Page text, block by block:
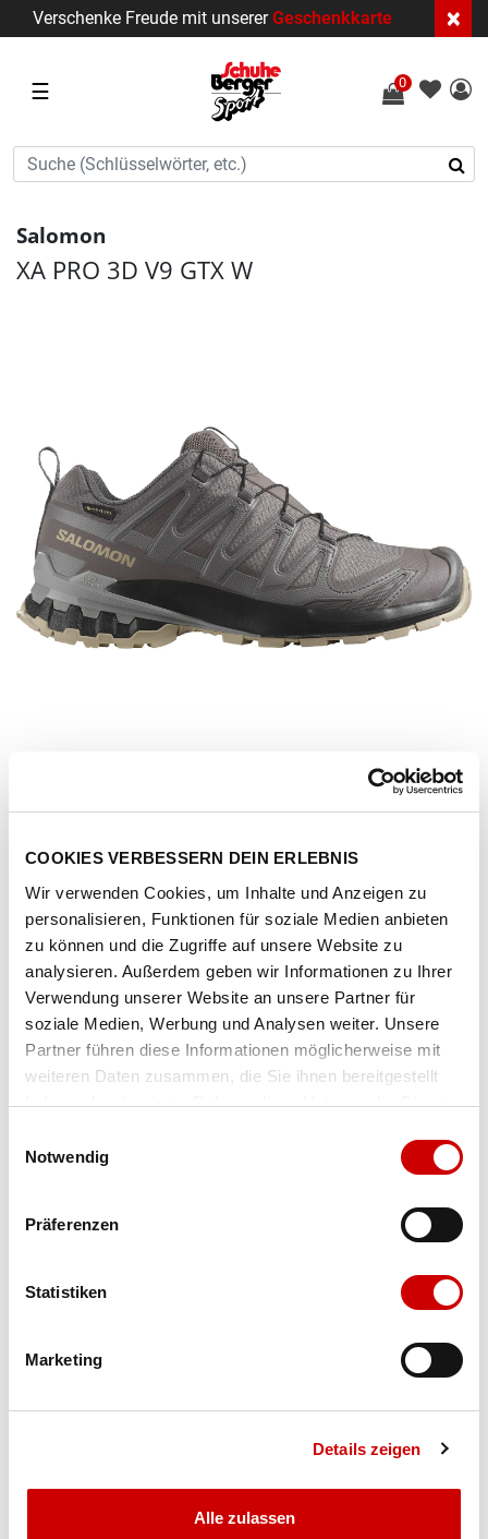
COOKIES VERBESSERN DEIN ERLEBNIS
Wir verwenden Cookies, um Inhalte und Anzeigen zu
personalisieren, Funktionen für soziale Medien anbieten
zu können und die Zugriffe auf unsere Website zu
analysieren. Außerdem geben wir Informationen zu Ihrer
Verwendung unserer Website an unsere Partner für
soziale Medien, Werbung und Analysen weiter. Unsere
Partner führen diese Informationen möglicherweise mit
weiteren Daten zusammen, die Sie ihnen bereitgestellt
haben oder die sie im Rahmen Ihrer Nutzung der Dienste
Notwendig
Präferenzen
Statistiken
Marketing
Details zeigen
Alle zulassen
Verschenke Freude mit unsererGeschenkkarte ×
☰ 0
Salomon
XA PRO 3D V9 GTX W
Artikel-Nr.L47744500-plum-kitten-black-gull
Farbe plum kitten/black/gull
IN DEN WARENKORB
Bis 17:00 Uhr bestellen: morgen geliefert - ab CHF 50.00
Produktbeschreibung